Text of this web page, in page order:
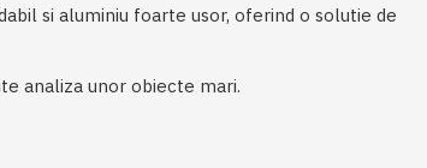
si aluminiu foarte usor, oferind o solutie de
analiza unor obiecte mari.